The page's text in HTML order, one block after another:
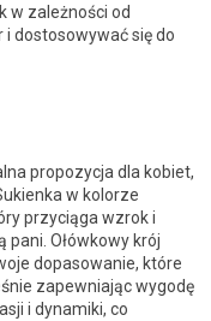
w zależności od
dostosowywać się do
propozycja dla kobiet,
w kolorze
przyciąga wzrok i
pani. Ołówkowy krój
dopasowanie, które
zapewniając wygodę
i dynamiki, co